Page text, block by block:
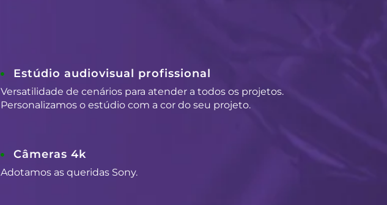
Estúdio audiovisual profissional
Versatilidade de cenários para atender a todos os projetos.
Personalizamos o estúdio com a cor do seu projeto.
Câmeras 4k
Adotamos as queridas Sony.